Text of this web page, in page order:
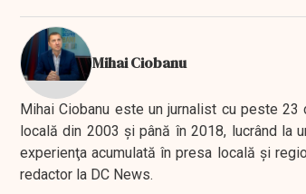
Mihai Ciobanu
Mihai Ciobanu este un jurnalist cu peste
locală din 2003 şi până în 2018, lucrând la
experienţa acumulată în presa locală şi
redactor la DC News.